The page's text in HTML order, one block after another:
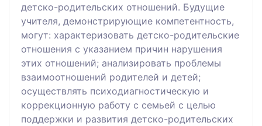
детско-родительских отношений. Будущие
учителя, демонстрирующие компетентность,
могут: характеризовать детско-родительские
отношения с указанием причин нарушения
этих отношений; анализировать проблемы
взаимоотношений родителей и детей;
осуществлять психодиагностическую и
коррекционную работу с семьей с целью
поддержки и развития детско-родительских